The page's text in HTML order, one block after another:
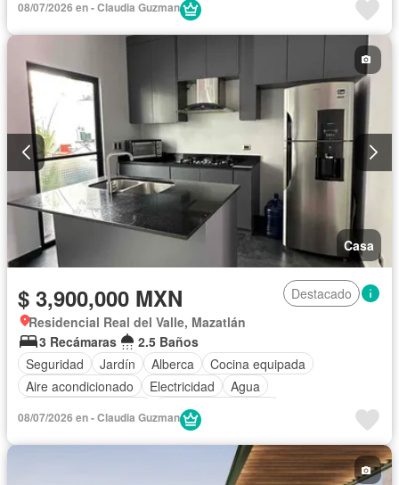
Acceso para personas con discapacidad
Cocina equipada
Aire acondicionado
Cuarto de Limpieza
Recámara con closet
Caseta de vigilancia
Completamente amueblado
08/07/2026 en - Claudia Guzman
Casa
$ 3,900,000 MXN
Destacado
Residencial Real del Valle, Mazatlán
3 Recámaras
2.5 Baños
Seguridad
Jardín Alberca
Cocina equipada
Aire acondicionado
Electricidad
Agua
Caseta de vigilancia
Estacionamiento
08/07/2026 en - Claudia Guzman